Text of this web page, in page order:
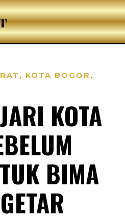
, KOTA BOGOR ,
KOTA
BIMA